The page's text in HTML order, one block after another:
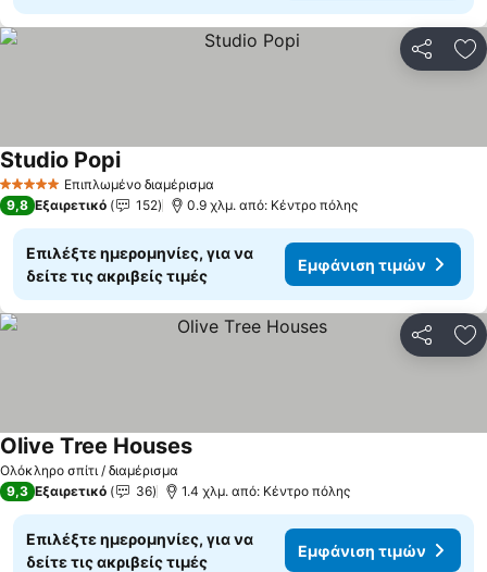
5 Αστέρια Επιπλωμένο διαμέρισμα
Studio Popi
9,8 Εξαιρετικό 152 0.9 χλμ. από: Κέντρο πόλης
Επιλέξτε ημερομηνίες, για να
δείτε τις ακριβείς τιμές
Εμφάνιση τιμών
Ολόκληρο σπίτι / διαμέρισμα
Olive Τree Ηouses
9,3 Εξαιρετικό 36 1.4 χλμ. από: Κέντρο πόλης
Επιλέξτε ημερομηνίες, για να
δείτε τις ακριβείς τιμές
Εμφάνιση τιμών